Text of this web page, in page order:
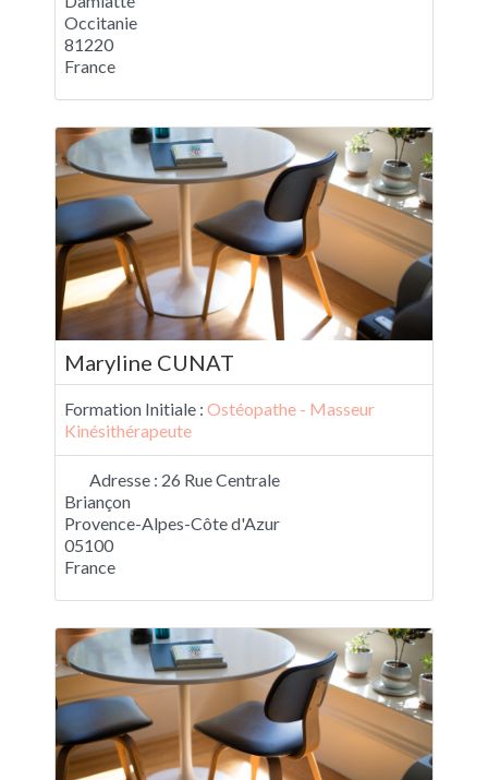
Occitanie
81220
France
Maryline CUNAT
Formation Initiale : Ostéopathe - Masseur
Kinésithérapeute
Adresse : 26 Rue Centrale
Briançon
Provence-Alpes-Côte d'Azur
05100
France